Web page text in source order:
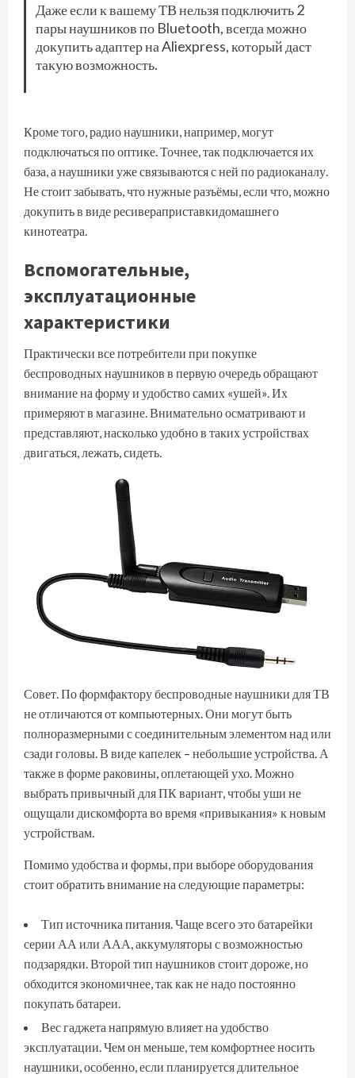
Даже если к вашему ТВ нельзя подключить 2
пары наушников по Bluetooth, всегда можно
докупить адаптер на Aliexpress, который даст
такую возможность.
Кроме того, радио наушники, например, могут
подключаться по оптике. Точнее, так подключается их
база, а наушники уже связываются с ней по радиоканалу.
Не стоит забывать, что нужные разъёмы, если что, можно
докупить в виде ресивераприставкидомашнего
кинотеатра.
Вспомогательные,
эксплуатационные
характеристики
Практически все потребители при покупке
беспроводных наушников в первую очередь обращают
внимание на форму и удобство самих «ушей». Их
примеряют в магазине. Внимательно осматривают и
представляют, насколько удобно в таких устройствах
двигаться, лежать, сидеть.
Совет. По формфактору беспроводные наушники для ТВ
не отличаются от компьютерных. Они могут быть
полноразмерными с соединительным элементом над или
сзади головы. В виде капелек – небольшие устройства. А
также в форме раковины, оплетающей ухо. Можно
выбрать привычный для ПК вариант, чтобы уши не
ощущали дискомфорта во время «привыкания» к новым
устройствам.
Помимо удобства и формы, при выборе оборудования
стоит обратить внимание на следующие параметры:
Тип источника питания. Чаще всего это батарейки
серии АА или ААА, аккумуляторы с возможностью
подзарядки. Второй тип наушников стоит дороже, но
обходится экономичнее, так как не надо постоянно
покупать батареи.
Вес гаджета напрямую влияет на удобство
эксплуатации. Чем он меньше, тем комфортнее носить
наушники, особенно, если планируется длительное